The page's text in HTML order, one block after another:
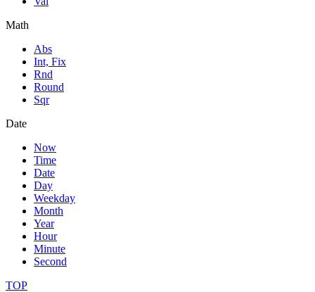
Math
Abs
Int, Fix
Rnd
Round
Sqr
Date
Now
Time
Date
Day
Weekday
Month
Year
Hour
Minute
Second
TOP